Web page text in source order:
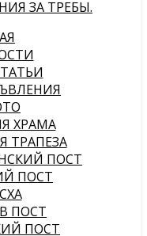
ЗА ТРЕБЫ.
ХРАМА
ТРАПЕЗА
ПОСТ
ПОСТ
ПОСТ
ПОСТ